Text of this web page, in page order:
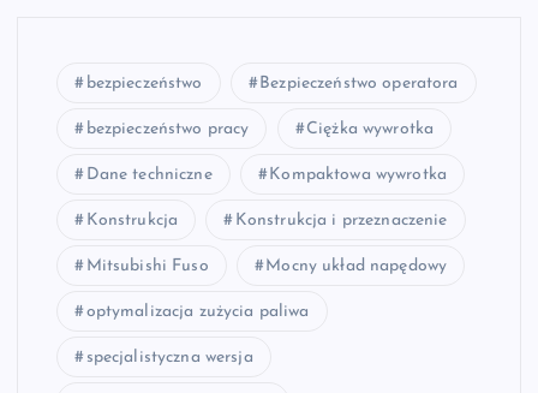
bezpieczeństwo Bezpieczeństwo operatora
bezpieczeństwo pracy Ciężka wywrotka
Dane techniczne Kompaktowa wywrotka
Konstrukcja Konstrukcja i przeznaczenie
Mitsubishi Fuso Mocny układ napędowy
optymalizacja zużycia paliwa
specjalistyczna wersja